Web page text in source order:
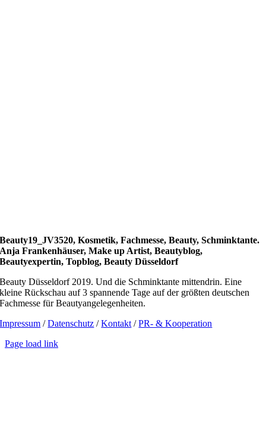
Beauty19_JV3520, Kosmetik, Fachmesse, Beauty, Schminktante.
Anja Frankenhäuser, Make up Artist, Beautyblog,
Beautyexpertin, Topblog, Beauty Düsseldorf
Beauty Düsseldorf 2019. Und die Schminktante mittendrin. Eine
kleine Rückschau auf 3 spannende Tage auf der größten deutschen
Fachmesse für Beautyangelegenheiten.
Impressum /Datenschutz /Kontakt /PR- & Kooperation
Page load link